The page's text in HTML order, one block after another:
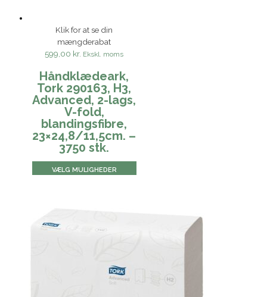
Klik for at se din
mængderabat
599,00 kr. Ekskl. moms
Håndklædeark,
Tork 290163, H3,
Advanced, 2-lags,
V-fold,
blandingsfibre,
23×24,8/11,5cm. –
3750 stk.
VÆLG MULIGHEDER